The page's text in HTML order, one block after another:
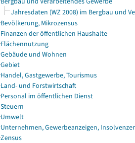
Jahresdaten (WZ 2008) im Bergbau und
Bevölkerung, Mikrozensus
Finanzen der öffentlichen Haushalte
Flächennutzung
Gebäude und Wohnen
Gebiet
Handel, Gastgewerbe, Tourismus
Land- und Forstwirtschaft
Personal im öffentlichen Dienst
Steuern
Umwelt
Unternehmen, Gewerbeanzeigen,
Zensus